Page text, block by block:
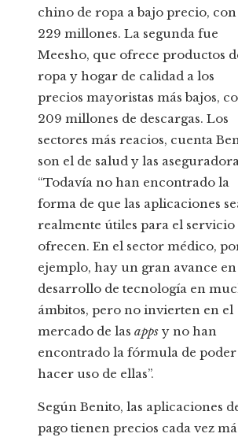
chino de ropa a bajo precio, con
229 millones. La segunda fue
Meesho, que ofrece productos
ropa y hogar de calidad a los
precios mayoristas más bajos,
209 millones de descargas. Los
sectores más reacios, cuenta
son el de salud y las
“Todavía no han encontrado la
forma de que las aplicaciones
realmente útiles para el servicio
ofrecen. En el sector médico,
ejemplo, hay un gran avance en
desarrollo de tecnología en
ámbitos, pero no invierten en el
mercado de las apps y no han
encontrado la fórmula de poder
hacer uso de ellas”.
Según Benito, las aplicaciones
pago tienen precios cada vez